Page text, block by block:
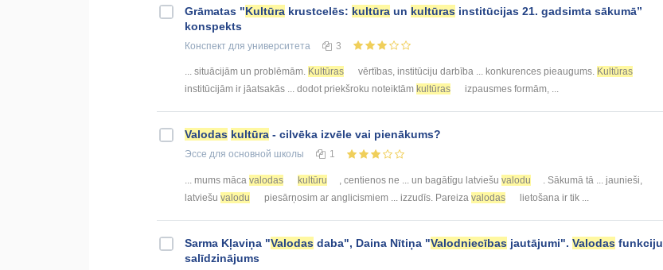
Grāmatas "Kultūra krustcelēs: kultūra un kultūras institūcijas 21. gadsimta sākumā”
konspekts
Конспект для университета 3
... situācijām un problēmām. Kultūras vērtības, institūciju darbība ... konkurences pieaugums. Kultūras
institūcijām ir jāatsakās ... dodot priekšroku noteiktām kultūras izpausmes formām, ...
Valodas kultūra - cilvēka izvēle vai pienākums?
Эссе для основной школы 1
... mums māca valodas kultūru , centienos ne ... un bagātīgu latviešu valodu
. Sākumā tā ... jaunieši,
latviešu valodu piesārņosim ar anglicismiem ... izzudīs. Pareiza valodas lietošana ir tik ...
Sarma Kļaviņa "Valodas daba", Daina Nītiņa "Valodniecības jautājumi". Valodas funkciju
salīdzinājums